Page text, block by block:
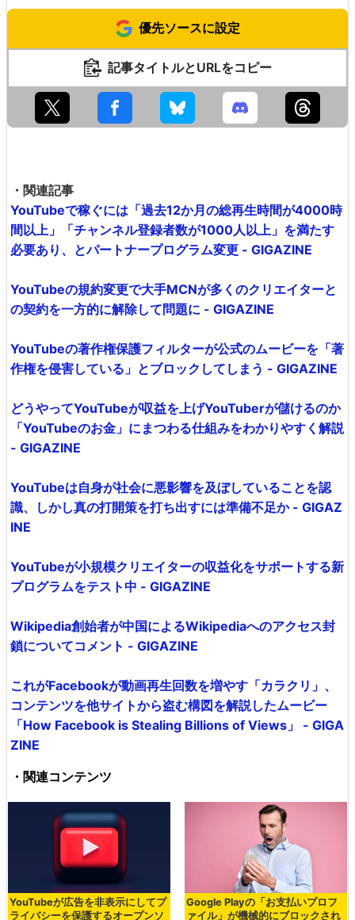
優先ソースに設定
記事タイトルとURLをコピー
・関連記事
YouTubeで稼ぐには「過去12か月の総再生時間が4000時
間以上」「チャンネル登録者数が1000人以上」を満たす
必要あり、とパートナープログラム変更 - GIGAZINE
YouTubeの規約変更で大手MCNが多くのクリエイターと
の契約を一方的に解除して問題に - GIGAZINE
YouTubeの著作権保護フィルターが公式のムービーを「著
作権を侵害している」とブロックしてしまう - GIGAZINE
どうやってYouTubeが収益を上げYouTuberが儲けるのか
「YouTubeのお金」にまつわる仕組みをわかりやすく解説
- GIGAZINE
YouTubeは自身が社会に悪影響を及ぼしていることを認
識、しかし真の打開策を打ち出すには準備不足か - GIGAZ
INE
YouTubeが小規模クリエイターの収益化をサポートする新
プログラムをテスト中 - GIGAZINE
Wikipedia創始者が中国によるWikipediaへのアクセス封
鎖についてコメント - GIGAZINE
これがFacebookが動画再生回数を増やす「カラクリ」、
コンテンツを他サイトから盗む構図を解説したムービー
「How Facebook is Stealing Billions of Views」 - GIGA
ZINE
・関連コンテンツ
YouTubeが広告を非表示にしてプ
ライバシーを保護するオープンソ
Google Playの「お支払いプロフ
ァイル」が機械的にブロックされ